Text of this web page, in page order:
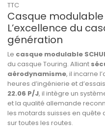
TTC
Casque modulable
L’excellence du
génération
Le casque modulable
du casque Touring. Alliant
aérodynamisme, il incarne
heures d’ingénierie et
22.06 P/J, il intègre un
et la qualité allemande
les motards suisses en
sur toutes les routes.